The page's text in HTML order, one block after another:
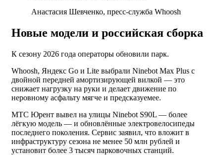
Анастасия Шевченко, пресс-служба Whoosh
Новые модели и российская сборка
К сезону 2026 года операторы обновили парк.
Whoosh, Яндекс Go и Lite выбрали Ninebot Max Plus с
двойной передней амортизирующей вилкой — это
снижает нагрузку на руки и делает движение по
неровному асфальту мягче и предсказуемее.
МТС Юрент вывел на улицы Ninebot S90L — более
лёгкую модель — и обновлённые электровелосипеды
последнего поколения. Сервис заявил, что вложит в
инфраструктуру сезона не менее 50 млн рублей и
установит более 3 тысяч парковочных станций.